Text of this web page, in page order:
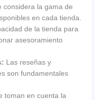
considera la gama de
en cada tienda.
de la tienda para
asesoramiento
Las reseñas y
son fundamentales
toman en cuenta la